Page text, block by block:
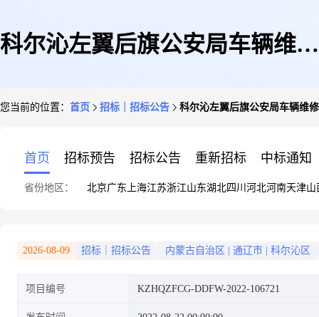
科尔沁左翼后旗公安局车辆维修
您当前的位置： 首页 招标｜招标公告 科尔沁左翼后旗公安局车辆维
首页 招标预告 招标公告 重新招标 中标通知
省份地区： 北京广东 上海江苏浙江山东湖北四川 河北河南天津山
2026-08-09 招标｜招标公告 内蒙古自治区 通辽市 科尔沁区
项目编号 KZHQZFCG-DDFW-2022-106721